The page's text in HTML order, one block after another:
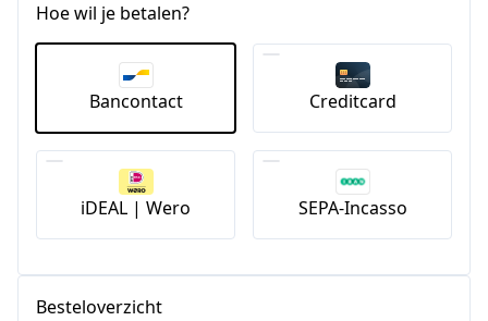
Hoe wil je betalen?
Bancontact Creditcard
iDEAL | Wero SEPA-Incasso
Besteloverzicht